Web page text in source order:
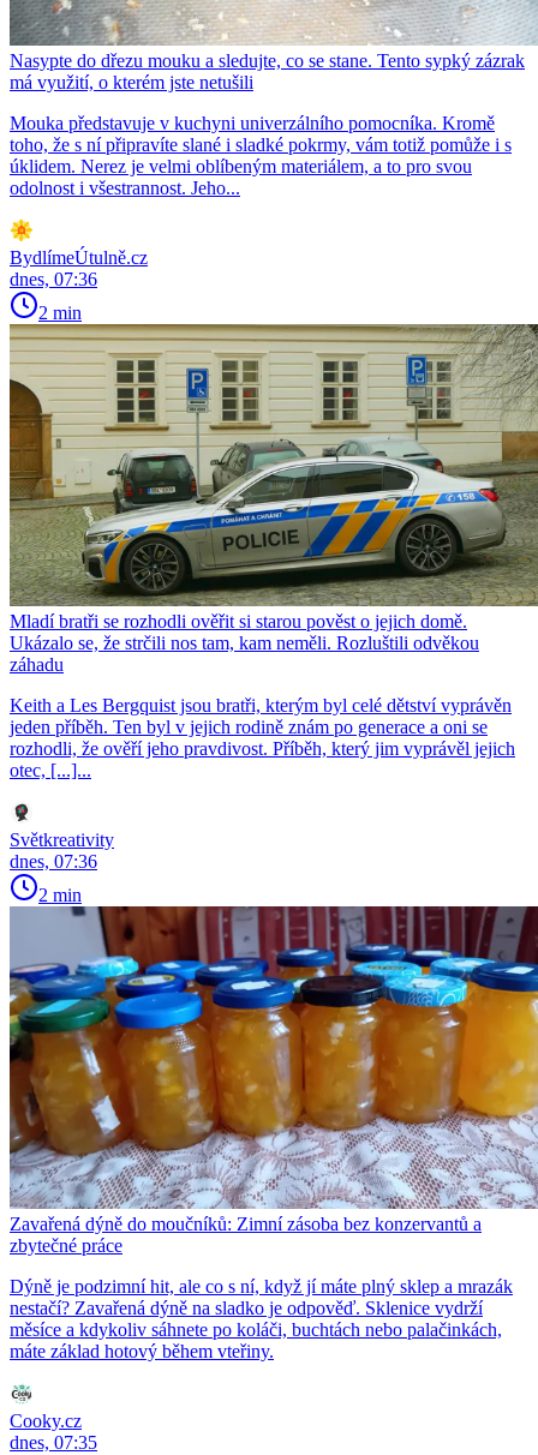
Nasypte do dřezu mouku a sledujte, co se stane. Tento sypký zázrak
má využití, o kterém jste netušili
Mouka představuje v kuchyni univerzálního pomocníka. Kromě
toho, že s ní připravíte slané i sladké pokrmy, vám totiž pomůže i s
úklidem. Nerez je velmi oblíbeným materiálem, a to pro svou
odolnost i všestrannost. Jeho...
BydlímeÚtulně.cz
dnes, 07:36
2 min
Mladí bratři se rozhodli ověřit si starou pověst o jejich domě.
Ukázalo se, že strčili nos tam, kam neměli. Rozluštili odvěkou
záhadu
Keith a Les Bergquist jsou bratři, kterým byl celé dětství vyprávěn
jeden příběh. Ten byl v jejich rodině znám po generace a oni se
rozhodli, že ověří jeho pravdivost. Příběh, který jim vyprávěl jejich
otec, [...]...
Světkreativity
dnes, 07:36
2 min
Zavařená dýně do moučníků: Zimní zásoba bez konzervantů a
zbytečné práce
Dýně je podzimní hit, ale co s ní, když jí máte plný sklep a mrazák
nestačí? Zavařená dýně na sladko je odpověď. Sklenice vydrží
měsíce a kdykoliv sáhnete po koláči, buchtách nebo palačinkách,
máte základ hotový během vteřiny.
Cooky.cz
dnes, 07:35